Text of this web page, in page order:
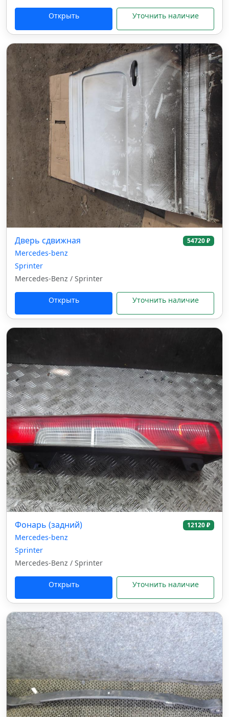
Открыть Уточнить наличие
Дверь сдвижная 54720 ₽
Mercedes-benz
Sprinter
Mercedes-Benz / Sprinter
Открыть Уточнить наличие
Фонарь (задний) 12120 ₽
Mercedes-benz
Sprinter
Mercedes-Benz / Sprinter
Открыть Уточнить наличие